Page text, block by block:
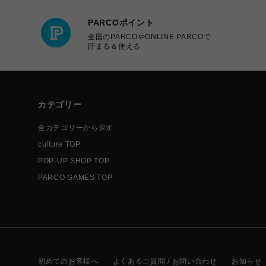
PARCOポイント
全国のPARCOやONLINE PARCOで
貯まる＆使える
カテゴリー
全カテゴリーから探す
culture TOP
POP-UP SHOP TOP
PARCO GAMES TOP
初めてのお客様へ よくあるご質問 / お問い合わせ お知らせ